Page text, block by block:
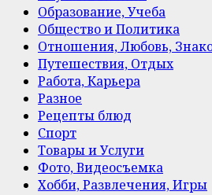
Образование, Учеба
Общество и Политика
Отношения, Любовь,
Путешествия, Отдых
Работа, Карьера
Разное
Рецепты блюд
Спорт
Товары и Услуги
Фото, Видеосъемка
Хобби, Развлечения, Игры